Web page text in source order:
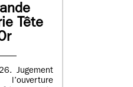
Tête
Jugement